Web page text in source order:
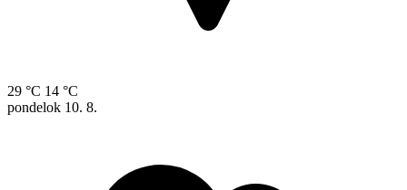
29 °C 14 °C
pondelok 10. 8.